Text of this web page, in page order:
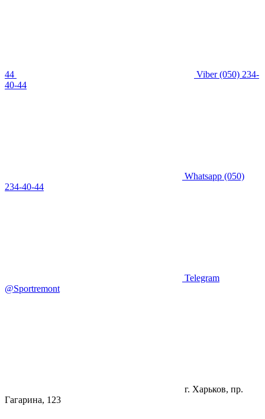
44 Viber(050) 234-
40-44
Whatsapp (050)
234-40-44
Telegram
@Sportremont
г. Харьков, пр.
Гагарина, 123